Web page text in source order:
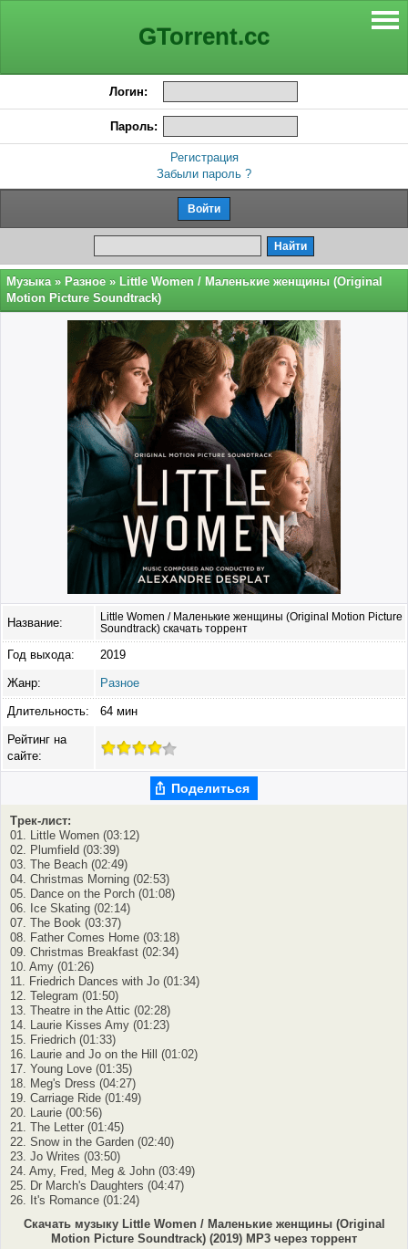
GTorrent.cc
Логин:
Пароль:
Регистрация
Забыли пароль ?
Музыка » Разное » Little Women / Маленькие женщины (Original
Motion Picture Soundtrack)
Название:
Little Women / Маленькие женщины (Original Motion Picture
Soundtrack) скачать торрент
Год выхода: 2019
Жанр: Разное
Длительность: 64 мин
Рейтинг на
сайте:
Поделиться
Трек-лист:
01. Little Women (03:12)
02. Plumfield (03:39)
03. The Beach (02:49)
04. Christmas Morning (02:53)
05. Dance on the Porch (01:08)
06. Ice Skating (02:14)
07. The Book (03:37)
08. Father Comes Home (03:18)
09. Christmas Breakfast (02:34)
10. Amy (01:26)
11. Friedrich Dances with Jo (01:34)
12. Telegram (01:50)
13. Theatre in the Attic (02:28)
14. Laurie Kisses Amy (01:23)
15. Friedrich (01:33)
16. Laurie and Jo on the Hill (01:02)
17. Young Love (01:35)
18. Meg's Dress (04:27)
19. Carriage Ride (01:49)
20. Laurie (00:56)
21. The Letter (01:45)
22. Snow in the Garden (02:40)
23. Jo Writes (03:50)
24. Amy, Fred, Meg & John (03:49)
25. Dr March's Daughters (04:47)
26. It's Romance (01:24)
Скачать музыку Little Women / Маленькие женщины (Original
Motion Picture Soundtrack) (2019) MP3 через торрент